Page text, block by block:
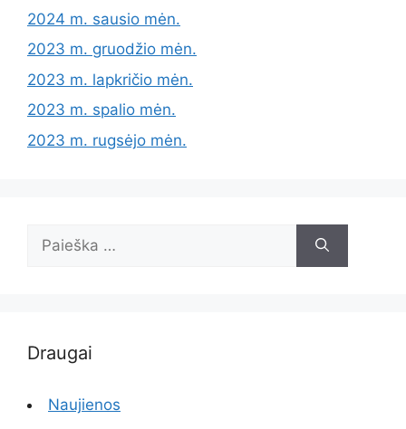
2024 m. sausio mėn.
2023 m. gruodžio mėn.
2023 m. lapkričio mėn.
2023 m. spalio mėn.
2023 m. rugsėjo mėn.
Draugai
Naujienos